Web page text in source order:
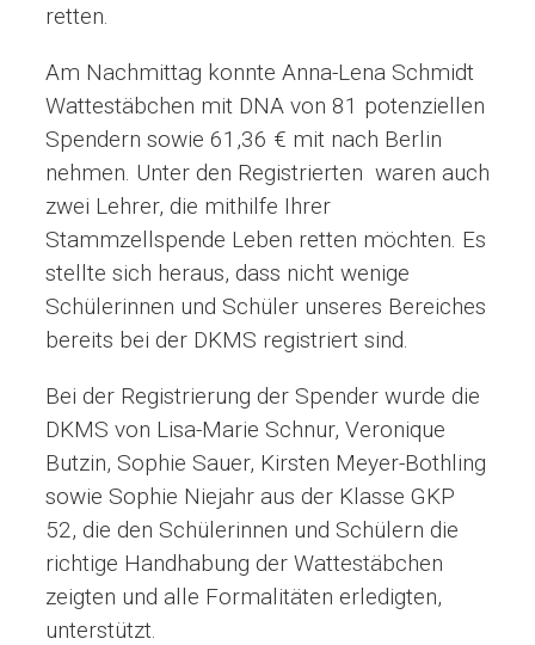
retten.
Am Nachmittag konnte Anna-Lena Schmidt
Wattestäbchen mit DNA von 81 potenziellen
Spendern sowie 61,36 € mit nach Berlin
nehmen. Unter den Registrierten waren auch
zwei Lehrer, die mithilfe Ihrer
Stammzellspende Leben retten möchten. Es
stellte sich heraus, dass nicht wenige
Schülerinnen und Schüler unseres Bereiches
bereits bei der DKMS registriert sind.
Bei der Registrierung der Spender wurde die
DKMS von Lisa-Marie Schnur, Veronique
Butzin, Sophie Sauer, Kirsten Meyer-Bothling
sowie Sophie Niejahr aus der Klasse GKP
52, die den Schülerinnen und Schülern die
richtige Handhabung der Wattestäbchen
zeigten und alle Formalitäten erledigten,
unterstützt.